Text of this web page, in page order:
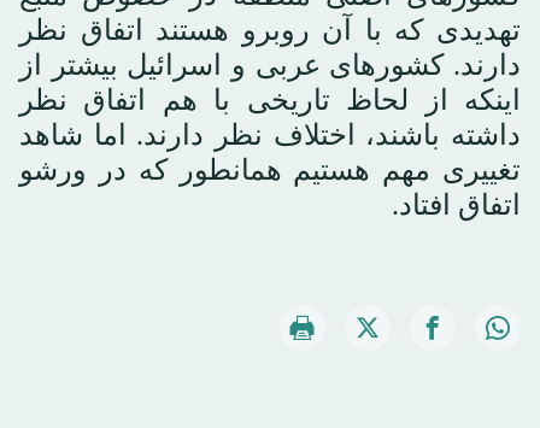
تهدیدی که با آن روبرو هستند اتفاق نظر
دارند. کشورهای عربی و اسرائیل بیشتر از
اینکه از لحاظ تاریخی با هم اتفاق نظر
داشته باشند، اختلاف نظر دارند. اما شاهد
تغییری مهم هستیم همانطور که در ورشو
اتفاق افتاد.